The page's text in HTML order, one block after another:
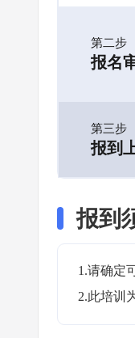
第二步
报名
第三步
报到
报到
1.请确定
2.此培训